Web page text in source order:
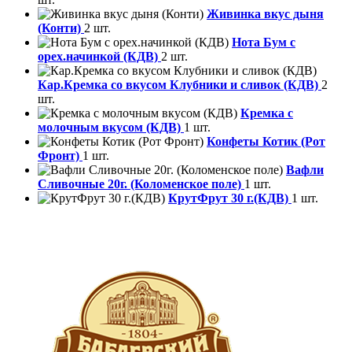
Живинка вкус дыня
(Конти) 2 шт.
Нота Бум с
орех.начинкой (КДВ) 2 шт.
Кар.Кремка со вкусом Клубники и сливок (КДВ) 2
шт.
Кремка с
молочным вкусом (КДВ) 1 шт.
Конфеты Котик (Рот
Фронт) 1 шт.
Вафли
Сливочные 20г. (Коломенское поле) 1 шт.
КрутФрут 30 г.(КДВ) 1 шт.